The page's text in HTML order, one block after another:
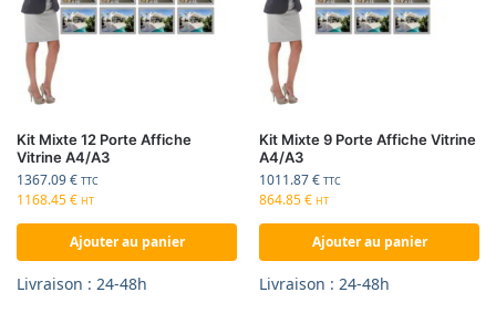
Kit Mixte 12 Porte Affiche
Vitrine A4/A3
1367.09€ TTC
1168.45€ HT
Ajouter au panier
Livraison : 24-48h
Kit Mixte 9 Porte Affiche Vitrine
A4/A3
1011.87€ TTC
864.85€ HT
Ajouter au panier
Livraison : 24-48h